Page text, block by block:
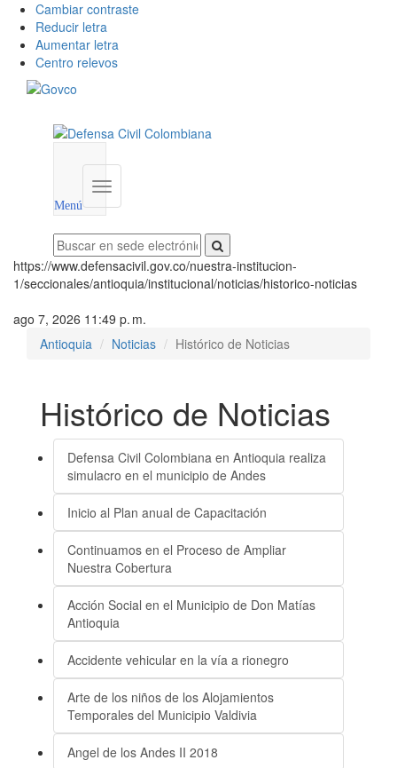
Cambiar contraste
Reducir letra
Aumentar letra
Centro relevos
Menú
Menú
institucional
https://www.defensacivil.gov.co/nuestra-institucion-
1/seccionales/antioquia/institucional/noticias/historico-noticias
ago 7, 2026 11:49 p. m.
Antioquia
Noticias Histórico de Noticias
Histórico de Noticias
Defensa Civil Colombiana en Antioquia realiza
simulacro en el municipio de Andes
Inicio al Plan anual de Capacitación
Continuamos en el Proceso de Ampliar
Nuestra Cobertura
Acción Social en el Municipio de Don Matías
Antioquia
Accidente vehicular en la vía a rionegro
Arte de los niños de los Alojamientos
Temporales del Municipio Valdivia
Angel de los Andes II 2018